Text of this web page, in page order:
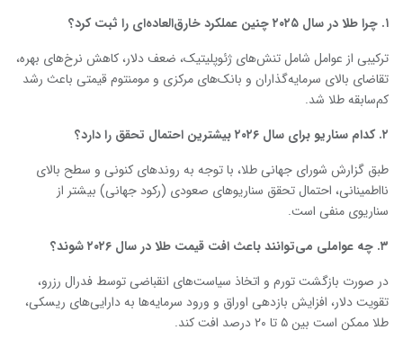
۱. چرا طلا در سال ۲۰۲۵ چنین عملکرد خارق‌العاده‌ای را ثبت کرد؟
ترکیبی از عوامل شامل تنش‌های ژئوپلیتیک، ضعف دلار، کاهش نرخ‌های بهره،
تقاضای بالای سرمایه‌گذاران و بانک‌های مرکزی و مومنتوم قیمتی باعث رشد
کم‌سابقه طلا شد.
۲.کدام سناریو برای سال ۲۰۲۶ بیشترین احتمال تحقق را دارد؟
طبق گزارش شورای جهانی طلا، با توجه به روندهای کنونی و سطح بالای
نااطمینانی، احتمال تحقق سناریوهای صعودی (رکود جهانی) بیشتر از
سناریوی منفی است.
۳. چه عواملی می‌توانند باعث افت قیمت طلا در سال ۲۰۲۶ شوند؟
در صورت بازگشت تورم و اتخاذ سیاست‌های انقباضی توسط فدرال رزرو،
تقویت دلار، افزایش بازدهی اوراق و ورود سرمایه‌ها به دارایی‌های ریسکی،
طلا ممکن است بین ۵ تا ۲۰ درصد افت کند.